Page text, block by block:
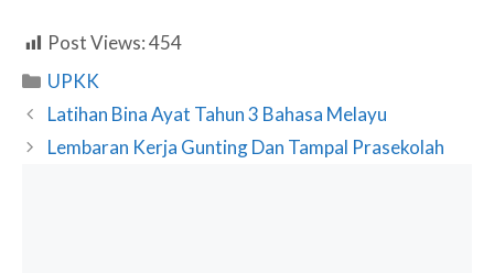
Post Views:454
Categories
UPKK
Latihan Bina Ayat Tahun 3 Bahasa Melayu
Lembaran Kerja Gunting Dan Tampal Prasekolah